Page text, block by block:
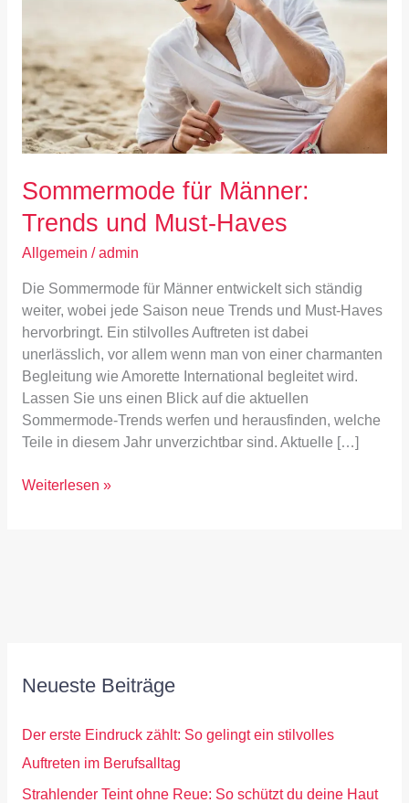
Sommermode für Männer:
Trends und Must-Haves
Allgemein /admin
Die Sommermode für Männer entwickelt sich ständig
weiter, wobei jede Saison neue Trends und Must-Haves
hervorbringt. Ein stilvolles Auftreten ist dabei
unerlässlich, vor allem wenn man von einer charmanten
Begleitung wie Amorette International begleitet wird.
Lassen Sie uns einen Blick auf die aktuellen
Sommermode-Trends werfen und herausfinden, welche
Teile in diesem Jahr unverzichtbar sind. Aktuelle […]
Haves
Weiterlesen »
Neueste Beiträge
Der erste Eindruck zählt: So gelingt ein stilvolles
Auftreten im Berufsalltag
Strahlender Teint ohne Reue: So schützt du deine Haut